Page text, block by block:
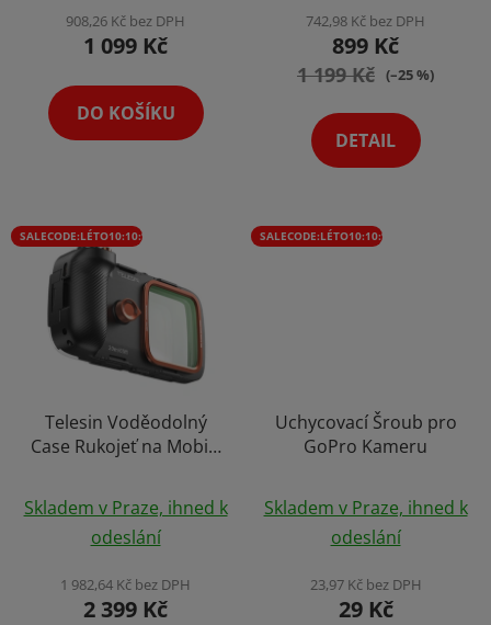
je
4,0
5
hvězdiček.
908,26 Kč bez DPH
1 099 Kč
DO KOŠÍKU
je
4,9
z
hvězdiček.
742,98 Kč bez DPH
899 Kč
1 199 Kč (–25 %)
DETAIL
SALECODE:LÉTO10:10:%
Telesin Voděodolný
Case Rukojeť na Mobily
Záběry 20m na Cesty
se Spouštíhodnocení
produktu
je
5,0
Skladem v Praze, ihned k
odeslání
1 982,64 Kč bez DPH
2 399 Kč
SALECODE:LÉTO10:10:%
Uchycovací Šroub pro
GoPro Kameru
hodnocení
produktu
je
5,0
Skladem v Praze, ihned k
odeslání
23,97 Kč bez DPH
29 Kč